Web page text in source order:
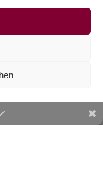
(FvJ)
/m